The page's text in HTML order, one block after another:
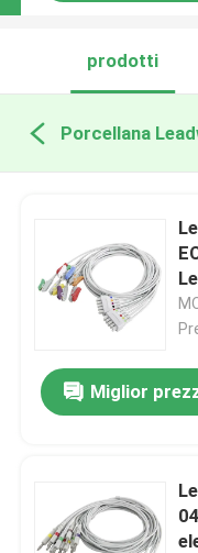
prodotti
Porcellana
Miglior